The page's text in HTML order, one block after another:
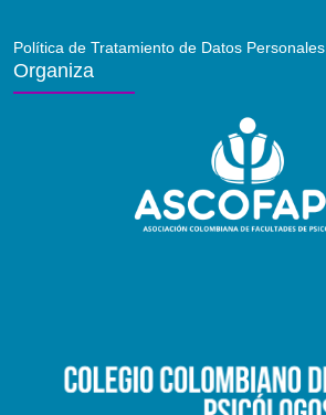
Política de Tratamiento de Datos Personales
Organiza